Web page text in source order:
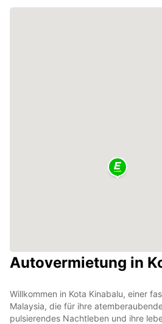
Autovermietung in
Willkommen in Kota Kinabalu, einer
Malaysia, die für ihre
pulsierendes Nachtleben und ihre